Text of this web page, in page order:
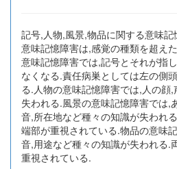
記号,人物,風景,物品に関する意味
意味記憶障害は,感覚の種類を超え
意味記憶障害では,記号とそれが指
なくなる.責任病巣としては左の側
る.人物の意味記憶障害では,人の顔
失われる.風景の意味記憶障害では,
音,所在地など種々の知識が失われ
端部が重視されている.物品の意味
音,用途など種々の知識が失われる.
重視されている.